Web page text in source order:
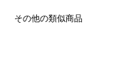
その他の類似商品